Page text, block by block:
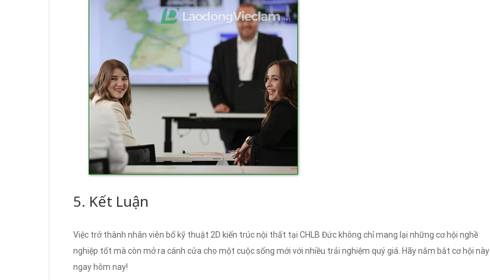
5. Kết Luận
Việc trở thành nhân viên bổ kỹ thuật 2D kiến trúc nội thất tại CHLB Đức không chỉ mang lại những cơ hội nghề
nghiệp tốt mà còn mở ra cánh cửa cho một cuộc sống mới với nhiều trải nghiệm quý giá. Hãy nắm bắt cơ hội này
ngay hôm nay!